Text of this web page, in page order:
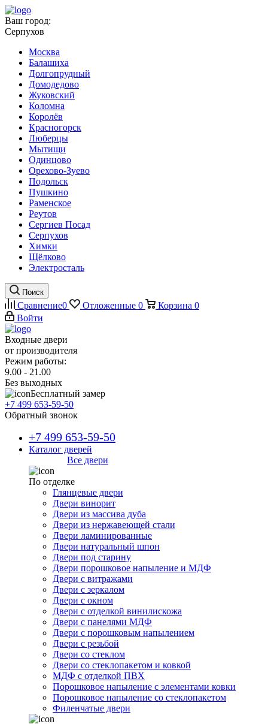
Ваш город:
Серпухов
Москва
Балашиха
Долгопрудный
Домодедово
Жуковский
Коломна
Королёв
Красногорск
Люберцы
Мытищи
Одинцово
Орехово-Зуево
Подольск
Пушкино
Раменское
Реутов
Сергиев Посад
Серпухов
Химки
Щёлково
Электросталь
Поиск
Сравнение0 Отложенные 0 Корзина 0
Войти
Входные двери
от производителя
Режим работы:
9.00 - 21.00
Без выходных
Бесплатный замер
+7 499 653-59-50
Обратный звонок
+7 499 653-59-50
Каталог дверей
Все двери
По отделке
Глянцевые двери
Двери винорит
Двери из массива дуба
Двери из нержавеющей стали
Двери ламинированные
Двери натуральный шпон
Двери под старину
Двери порошковое напыление и МДФ
Двери с витражами
Двери с зеркалом
Двери с окном
Двери с отделкой винилискожа
Двери с панелями МДФ
Двери с порошковым напылением
Двери с резьбой
Двери со стеклом
Двери со стеклопакетом и ковкой
МДФ с отделкой ПВХ
Порошковое напыление с элементами ковки
Порошковое напыление со стеклопакетом
Филенчатые двери